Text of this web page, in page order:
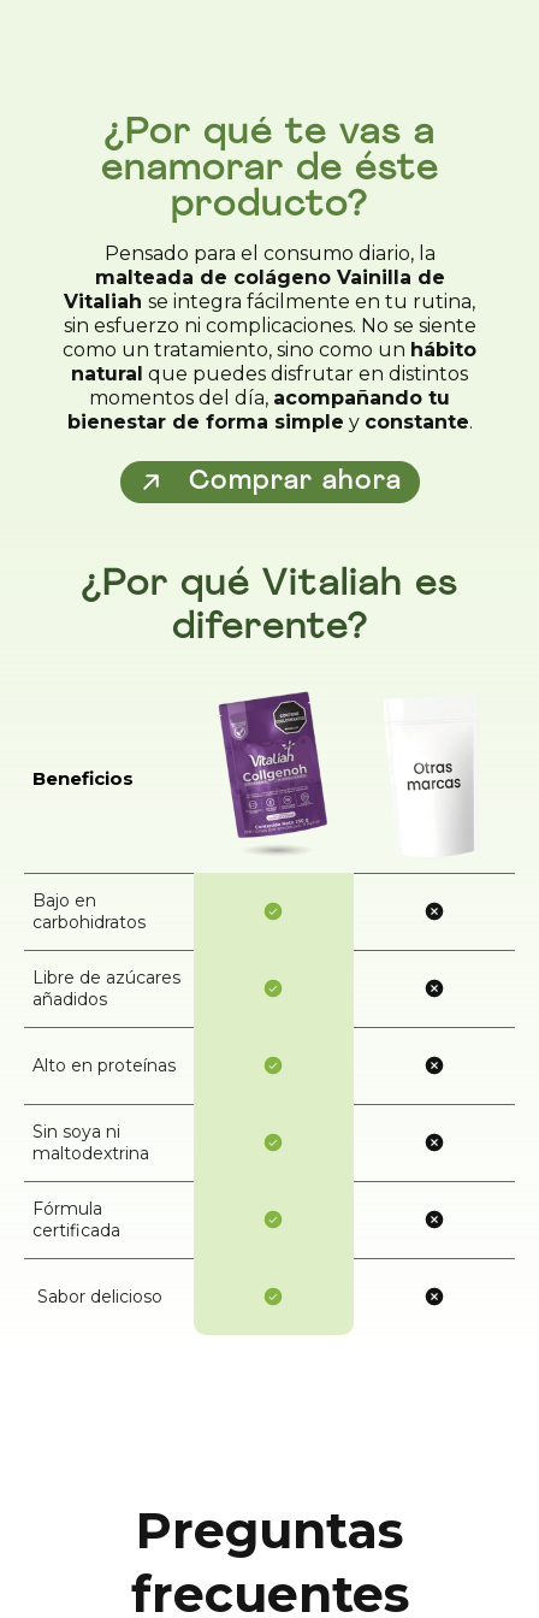
¿Por qué te vas a
enamorar de éste
producto?
Pensado para el consumo diario, la
malteada de colágeno Vainilla de
Vitaliah se integra fácilmente en tu rutina,
sin esfuerzo ni complicaciones. No se siente
como un tratamiento, sino como un hábito
natural que puedes disfrutar en distintos
momentos del día, acompañando tu
bienestar de forma simple y constante.
Comprar ahora
¿Por qué Vitaliah es
diferente?
Beneficios
Bajo en
carbohidratos
Libre de azúcares
añadidos
Alto en proteínas
Sin soya ni
maltodextrina
Fórmula
certificada
Sabor delicioso
Preguntas
frecuentes